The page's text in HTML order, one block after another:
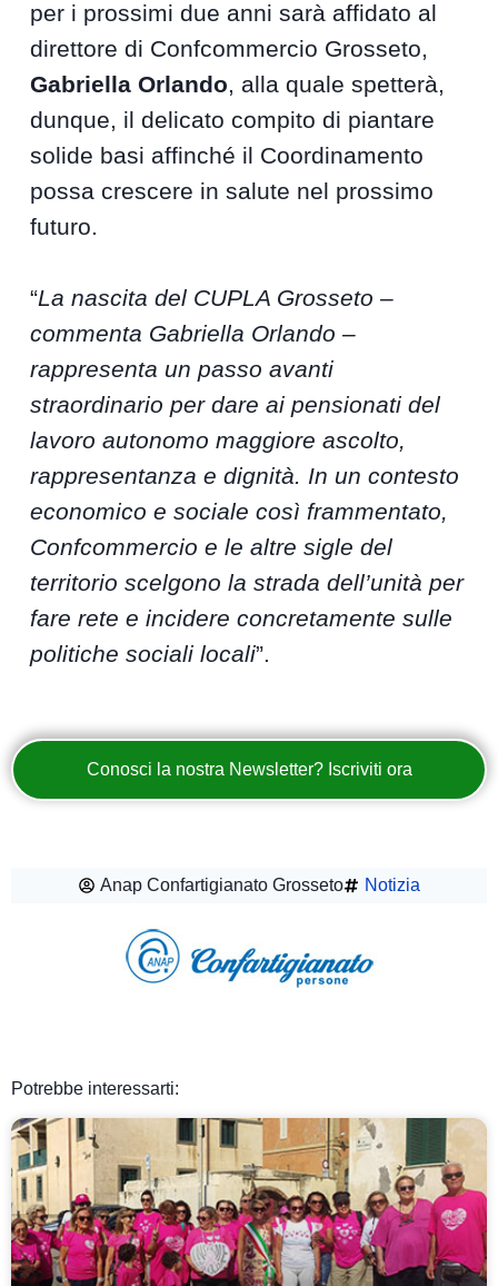
per i prossimi due anni sarà affidato al
direttore di Confcommercio Grosseto,
Gabriella Orlando, alla quale spetterà,
dunque, il delicato compito di piantare
solide basi affinché il Coordinamento
possa crescere in salute nel prossimo
futuro.
“La nascita del CUPLA Grosseto –
commenta Gabriella Orlando –
rappresenta un passo avanti
straordinario per dare ai pensionati del
lavoro autonomo maggiore ascolto,
rappresentanza e dignità. In un contesto
economico e sociale così frammentato,
Confcommercio e le altre sigle del
territorio scelgono la strada dell’unità per
fare rete e incidere concretamente sulle
politiche sociali locali”.
Conosci la nostra Newsletter? Iscriviti ora
Anap Confartigianato Grosseto Notizia
Potrebbe interessarti: